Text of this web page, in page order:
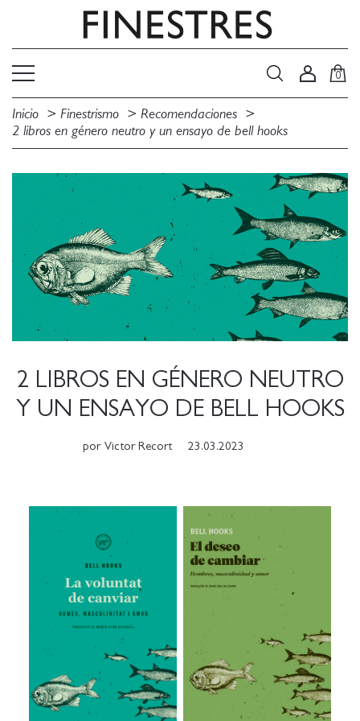
0
Inicio Finestrismo
Recomendaciones
2 libros en género neutro y un ensayo de bell hooks
2 LIBROS EN GÉNERO NEUTRO
Y UN ENSAYO DE BELL HOOKS
por Victor Recort 23.03.2023